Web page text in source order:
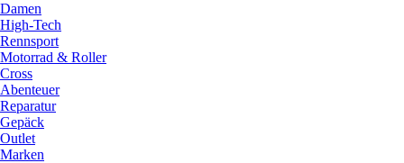
Damen
High-Tech
Rennsport
Motorrad & Roller
Cross
Abenteuer
Reparatur
Gepäck
Outlet
Marken